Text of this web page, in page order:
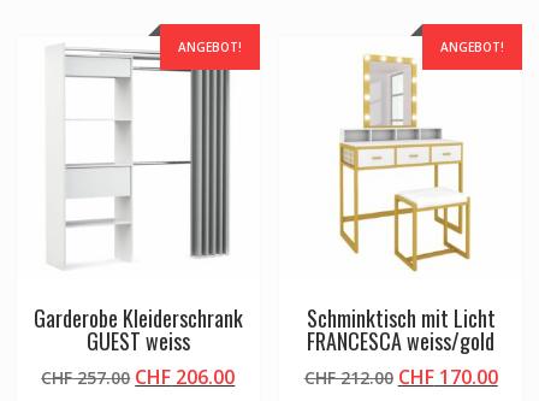
ANGEBOT!
Garderobe Kleiderschrank
GUEST weiss
CHF257.00 Ursprünglicher
CHF 206.00Aktueller
ANGEBOT!
Schminktisch mit Licht
FRANCESCA weiss/gold
CHF212.00 Ursprünglicher
CHF170.00